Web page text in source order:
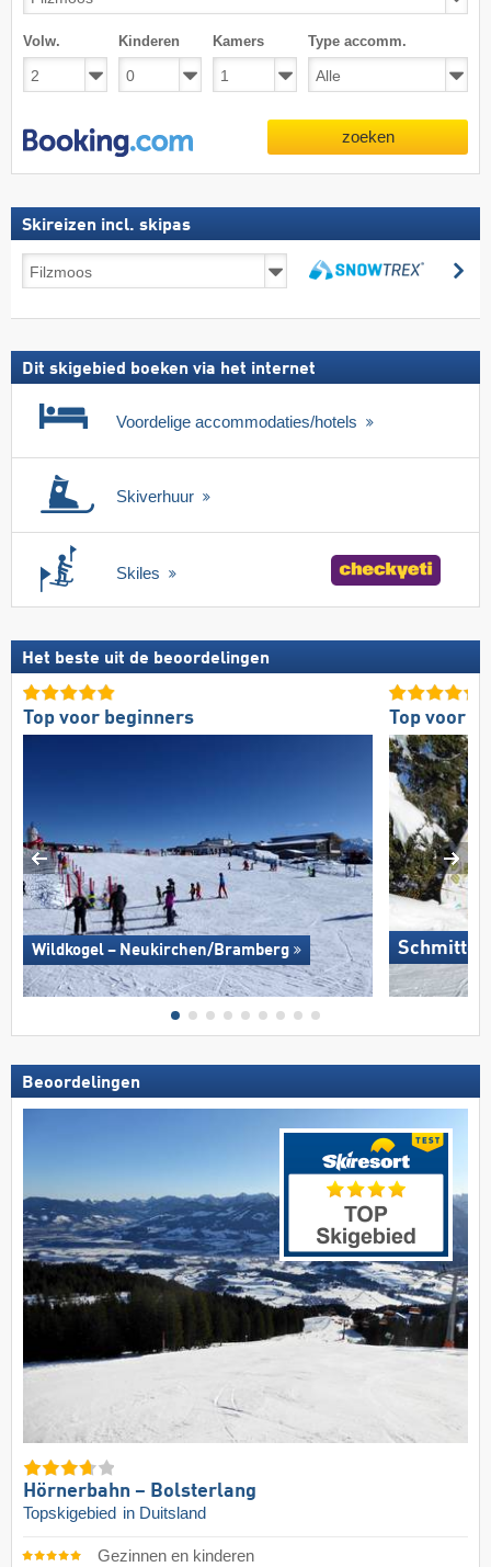
Volw. Kinderen Kamers Type accomm.
zoeken
Skireizen incl. skipas
incl.
Dit skigebied boeken via het internet
Voordelige accommodaties/hotels
Skiverhuur
Skiles
Het beste uit de beoordelingen
Top voor beginners
Wildkogel – Neukirchen/​Bramberg
Top voor
Schmitten
Beoordelingen
Hörnerbahn – Bolsterlang
Topskigebied in Duitsland
Gezinnen en kinderen